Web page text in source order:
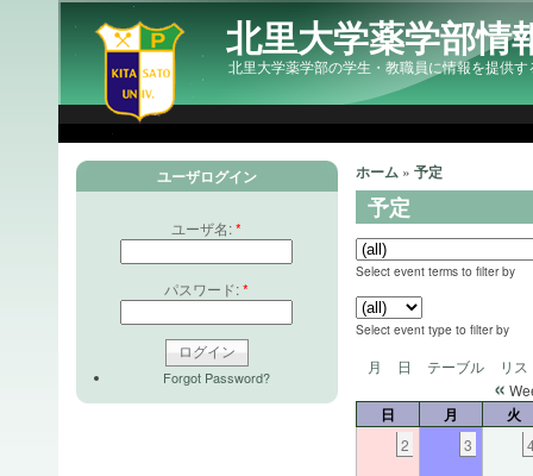
北里大学薬学部情
北里大学薬学部の学生・教職員に情報を提供
ユーザログイン
ユーザ名:*
パスワード:*
Forgot Password?
ホーム » 予定
予定
Select event terms to filter by
Select event type to filter by
月 日 テーブル リス
«
日 月 火
2 3